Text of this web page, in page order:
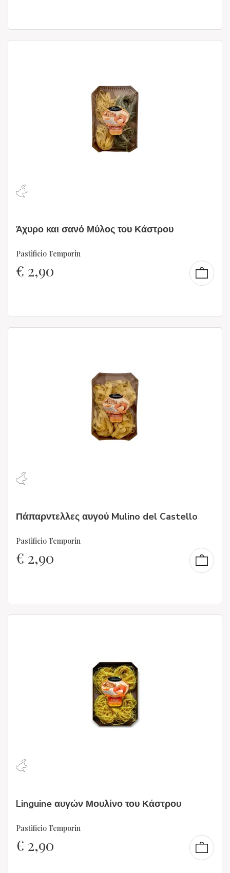
Άχυρο και σανό Μύλος του Κάστρου
Pastificio Temporin
€ 2,90
Πάπαρντελλες αυγού Mulino del Castello
Pastificio Temporin
€ 2,90
Linguine αυγών Μουλίνο του Κάστρου
Pastificio Temporin
€ 2,90